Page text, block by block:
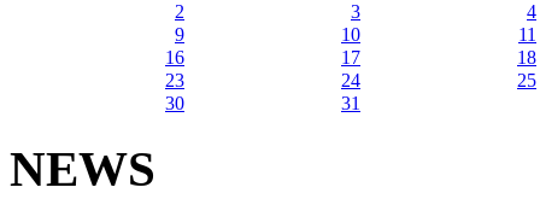
2 3
4
9
10
11
16
17
18
23
24
25
30
31
NEWS